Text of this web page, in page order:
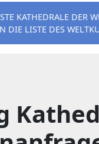
KATHEDRALE DER
LISTE DES